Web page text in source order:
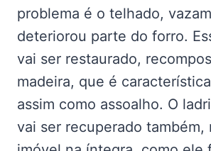
problema é o telhado,
deteriorou parte do forro.
vai ser restaurado,
madeira, que é
assim como assoalho. O
vai ser recuperado também,